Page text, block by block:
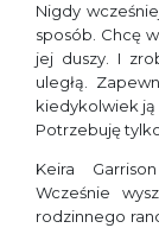
Nigdy
sposób. Chcę
jej duszy. I
uległą.
kiedykolwiek ją
Potrzebuję
Keira
Wcześnie
rodzinnego